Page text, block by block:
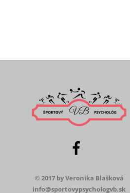
© 2017 by Veronika Blašková
info@sportovypsychologvb.sk